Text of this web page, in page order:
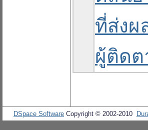
ที่ส่งผ
ผู้ติด
DSpace Software Copyright © 2002-2010